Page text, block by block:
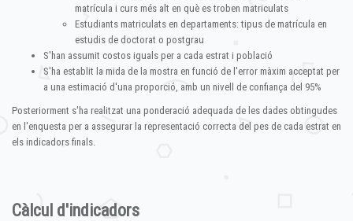
matrícula i curs més alt en què es troben matriculats
Estudiants matriculats en departaments: tipus de matrícula en
estudis de doctorat o postgrau
S'han assumit costos iguals per a cada estrat i població
S'ha establit la mida de la mostra en funció de l'error màxim acceptat per
a una estimació d'una proporció, amb un nivell de confiança del 95%
Posteriorment s'ha realitzat una ponderació adequada de les dades obtingudes
en l'enquesta per a assegurar la representació correcta del pes de cada estrat en
els indicadors finals.
Càlcul d'indicadors